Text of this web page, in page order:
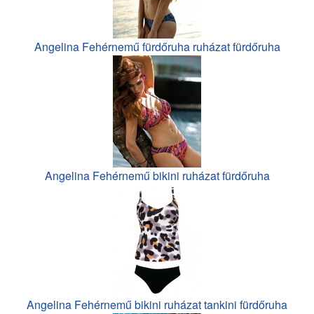
Angelina Fehérnemű fürdőruha ruházat fürdőruha
Angelina Fehérnemű bikini ruházat fürdőruha
Angelina Fehérnemű bikini ruházat tankini fürdőruha